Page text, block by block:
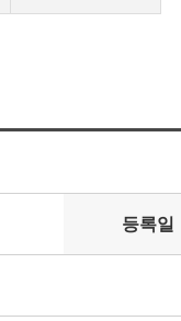
등록일